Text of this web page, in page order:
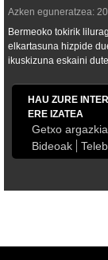
Azken eguneratzea:
Bermeoko tokirik
elkartasuna hizpide
ikuskizuna eskaini
HAU ZURE
ERE IZATEA
Getxo
Bideoak